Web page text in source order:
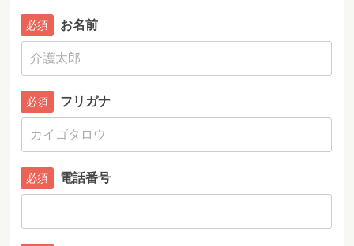
お名前
フリガナ
電話番号